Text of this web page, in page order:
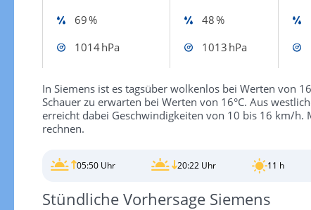
69 % 48 %
1014 hPa
1013 hPa
In Siemens ist es tagsüber wolkenlos bei Werten von
Schauer zu erwarten bei Werten von 16°C. Aus
erreicht dabei Geschwindigkeiten von 10 bis 16 km/
rechnen.
05:50 Uhr 20:22 Uhr 11 h
Stündliche Vorhersage Siemens